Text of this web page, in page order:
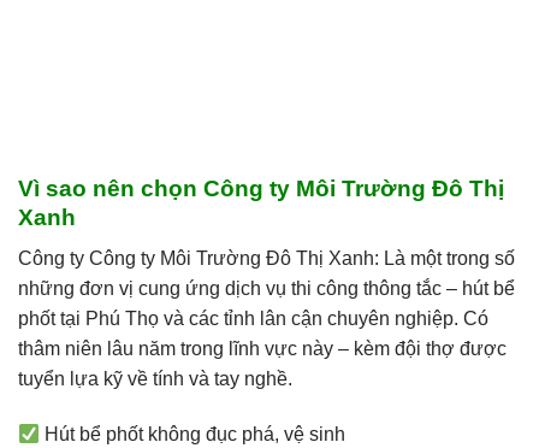
Vì sao nên chọn Công ty Môi Trường Đô Thị
Xanh
Công ty Công ty Môi Trường Đô Thị Xanh: Là một trong số
những đơn vị cung ứng dịch vụ thi công thông tắc – hút bể
phốt tại Phú Thọ và các tỉnh lân cận chuyên nghiệp. Có
thâm niên lâu năm trong lĩnh vực này – kèm đội thợ được
tuyển lựa kỹ về tính và tay nghề.
Hút bể phốt không đục phá, vệ sinh